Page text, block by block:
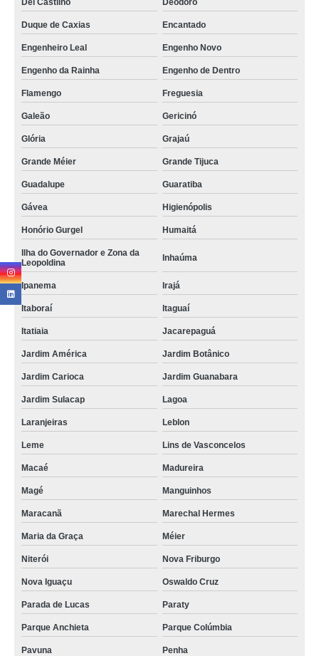
Del Castilho Deodoro
Duque de Caxias Encantado
Engenheiro Leal Engenho Novo
Engenho da Rainha Engenho de Dentro
Flamengo Freguesia
Galeão Gericinó
Glória Grajaú
Grande Méier Grande Tijuca
Guadalupe Guaratiba
Gávea Higienópolis
Honório Gurgel Humaitá
Ilha do Governador e Zona da
Leopoldina
Inhaúma
Ipanema Irajá
Itaboraí Itaguaí
Itatiaia Jacarepaguá
Jardim América Jardim Botânico
Jardim Carioca Jardim Guanabara
Jardim Sulacap Lagoa
Laranjeiras Leblon
Leme Lins de Vasconcelos
Macaé Madureira
Magé Manguinhos
Maracanã Marechal Hermes
Maria da Graça Méier
Niterói Nova Friburgo
Nova Iguaçu Oswaldo Cruz
Parada de Lucas Paraty
Parque Anchieta Parque Colúmbia
Pavuna Penha